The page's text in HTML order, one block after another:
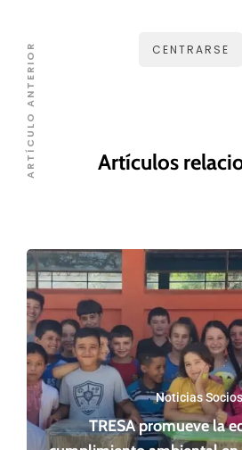
CENTRARSE
Artículos
Noticias Socios
TRESA promueve la
ARTÍCULO ANTERIOR